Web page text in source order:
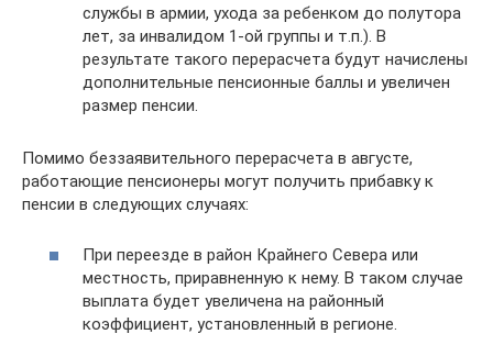
службы в армии, ухода за ребенком до полутора
лет, за инвалидом 1-ой группы и т.п.). В
результате такого перерасчета будут начислены
дополнительные пенсионные баллы и увеличен
размер пенсии.
Помимо беззаявительного перерасчета в августе,
работающие пенсионеры могут получить прибавку к
пенсии в следующих случаях:
При переезде в район Крайнего Севера или
местность, приравненную к нему. В таком случае
выплата будет увеличена на районный
коэффициент, установленный в регионе.